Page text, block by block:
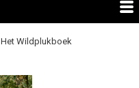
Het Wildplukboek